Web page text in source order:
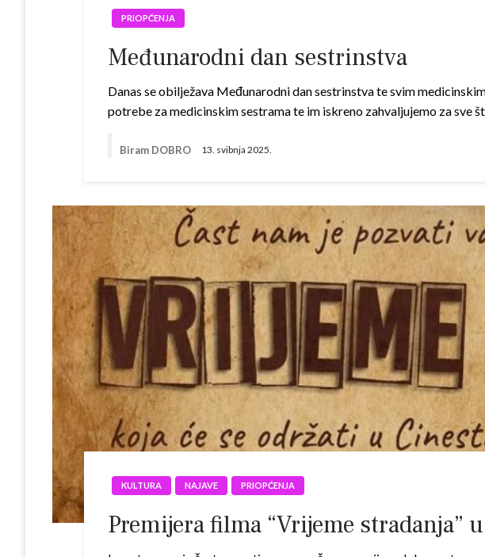
PRIOPĆENJA
Međunarodni dan sestrinstva
Danas se obilježava Međunarodni dan sestrinstva te svim
potrebe za medicinskim sestrama te im iskreno zahvaljujemo za sve
Biram DOBRO 13. svibnja 2025.
KULTURA NAJAVE PRIOPĆENJA
Premijera filma “Vrijeme stradanja”